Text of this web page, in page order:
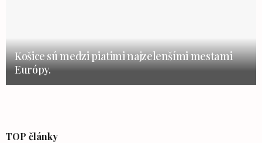
Košice sú medzi piatimi najzelenšími mestami
Európy.
TOP články